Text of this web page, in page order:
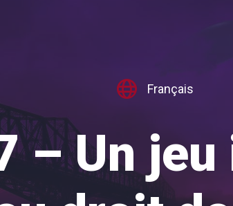
Français
– Un